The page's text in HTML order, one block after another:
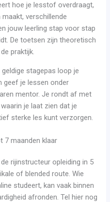
hoe je lesstof overdraagt,
verschillende
jouw leerling stap voor stap
De toetsen zijn theoretisch
praktijk.
geldige stagepas loop je
geef je lessen onder
mentor. Je rondt af met
je laat zien dat je
sterke les kunt verzorgen.
7 maanden klaar
rijinstructeur opleiding in 5
of blended route. Wie
studeert, kan vaak binnen
afronden. Tel hier nog